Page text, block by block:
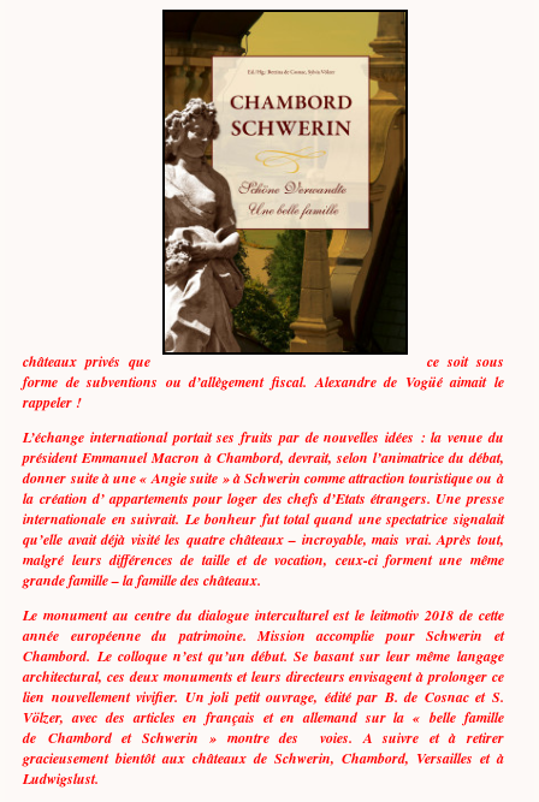
châteaux privés que
ce soit sous
forme de subventions ou d’allègement fiscal. Alexandre de Vogüé aimait le
rappeler !
L’échange international portait ses fruits par de nouvelles idées : la venue du
président Emmanuel Macron à Chambord, devrait, selon l’animatrice du débat,
donner suite à une « Angie suite » à Schwerin comme attraction touristique ou à
la création d’ appartements pour loger des chefs d’Etats étrangers. Une presse
internationale en suivrait. Le bonheur fut total quand une spectatrice signalait
qu’elle avait déjà visité les quatre châteaux – incroyable, mais vrai. Après tout,
malgré leurs différences de taille et de vocation, ceux-ci forment une même
grande famille – la famille des châteaux.
Le monument au centre du dialogue interculturel est le leitmotiv 2018 de cette
année européenne du patrimoine. Mission accomplie pour Schwerin et
Chambord. Le colloque n’est qu’un début. Se basant sur leur même langage
architectural, ces deux monuments et leurs directeurs envisagent à prolonger ce
lien nouvellement vivifier. Un joli petit ouvrage, édité par B. de Cosnac et S.
Völzer, avec des articles en français et en allemand sur la « belle famille
de Chambord et Schwerin » montre des voies. A suivre et à retirer
gracieusement bientôt aux châteaux de Schwerin, Chambord, Versailles et à
Ludwigslust.